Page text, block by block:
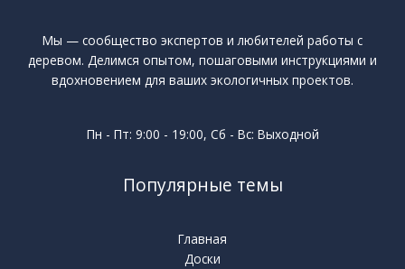
Мы — сообщество экспертов и любителей работы с
деревом. Делимся опытом, пошаговыми инструкциями и
вдохновением для ваших экологичных проектов.
Пн - Пт: 9:00 - 19:00, Сб - Вс: Выходной
Популярные темы
Главная
Доски